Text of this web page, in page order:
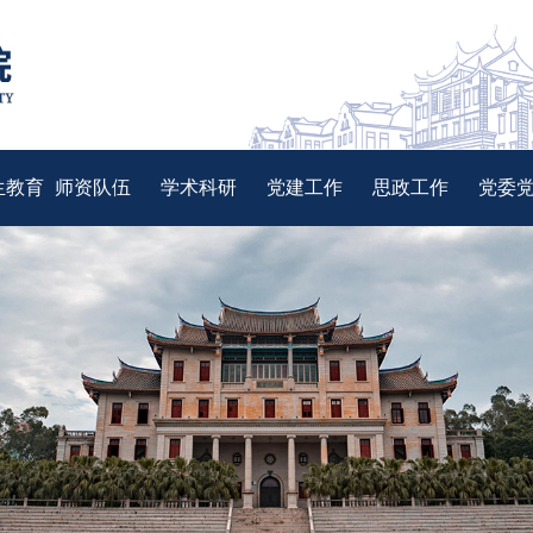
教育 师资队伍 学术科研 党建工作 思政工作 党委